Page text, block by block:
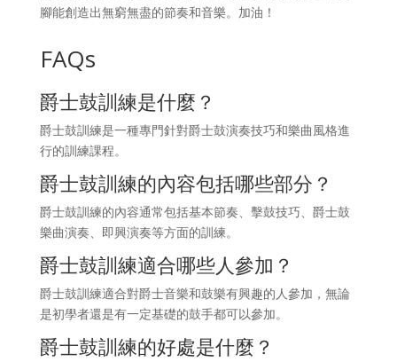
腳能創造出無窮無盡的節奏和音樂。加油！
FAQs
爵士鼓訓練是什麼？
爵士鼓訓練是一種專門針對爵士鼓演奏技巧和樂曲風格進
行的訓練課程。
爵士鼓訓練的內容包括哪些部分？
爵士鼓訓練的內容通常包括基本節奏、擊鼓技巧、爵士鼓
樂曲演奏、即興演奏等方面的訓練。
爵士鼓訓練適合哪些人參加？
爵士鼓訓練適合對爵士音樂和鼓樂有興趣的人參加，無論
是初學者還是有一定基礎的鼓手都可以參加。
爵士鼓訓練的好處是什麼？